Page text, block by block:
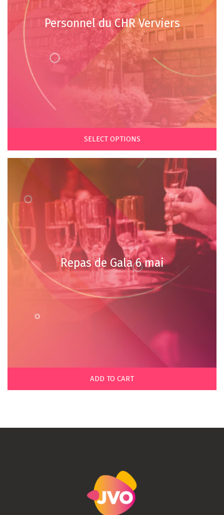
Personnel du CHR Verviers
€ €
SELECT OPTIONS
Repas de Gala 6 mai
€
ADD TO CART